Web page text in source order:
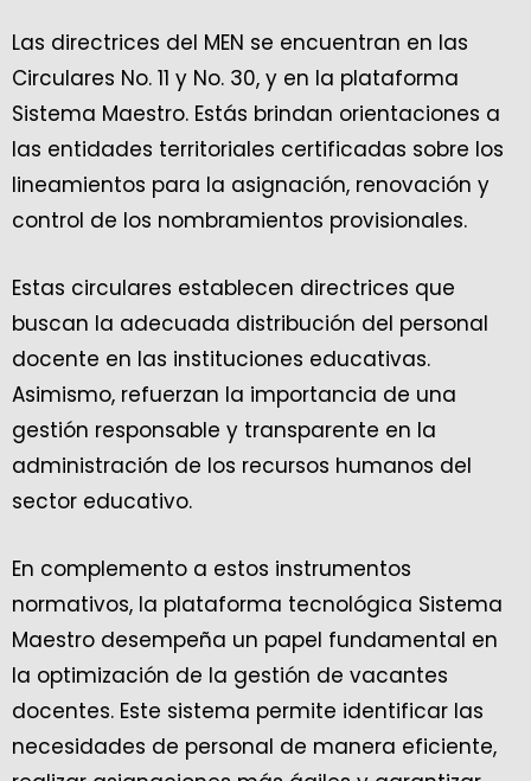
Las directrices del MEN se encuentran en las
Circulares No. 11 y No. 30, y en la plataforma
Sistema Maestro. Estás brindan orientaciones a
las entidades territoriales certificadas sobre los
lineamientos para la asignación, renovación y
control de los nombramientos provisionales.
Estas circulares establecen directrices que
buscan la adecuada distribución del personal
docente en las instituciones educativas.
Asimismo, refuerzan la importancia de una
gestión responsable y transparente en la
administración de los recursos humanos del
sector educativo.
En complemento a estos instrumentos
normativos, la plataforma tecnológica Sistema
Maestro desempeña un papel fundamental en
la optimización de la gestión de vacantes
docentes. Este sistema permite identificar las
necesidades de personal de manera eficiente,